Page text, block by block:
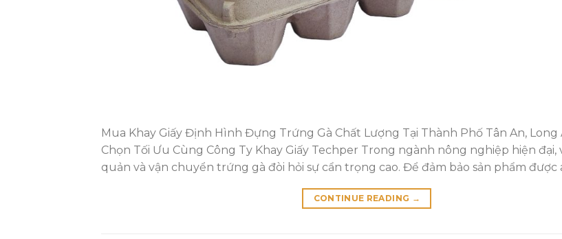
Mua Khay Giấy Định Hình Đựng Trứng Gà Chất Lượng Tại Thành Phố Tân An, Long
Chọn Tối Ưu Cùng Công Ty Khay Giấy Techper Trong ngành nông nghiệp hiện đại,
quản và vận chuyển trứng gà đòi hỏi sự cẩn trọng cao. Để đảm bảo sản phẩm được
CONTINUE READING →